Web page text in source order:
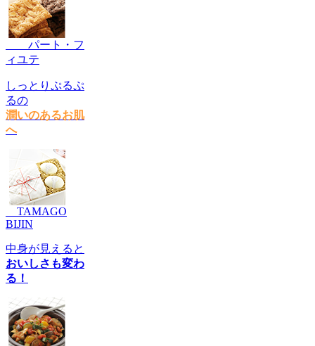
パート・フ
ィユテ
しっとりぷるぷ
るの
潤いのあるお肌
へ
TAMAGO
BIJIN
中身が見えると
おいしさも変わ
る！